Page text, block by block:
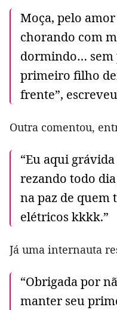
Moça, pelo
chorando com
dormindo… sem
primeiro filho
frente”,
Outra comentou,
“Eu aqui
rezando todo
na paz de quem
elétricos kkkk.”
Já uma internauta
“Obrigada por
manter seu